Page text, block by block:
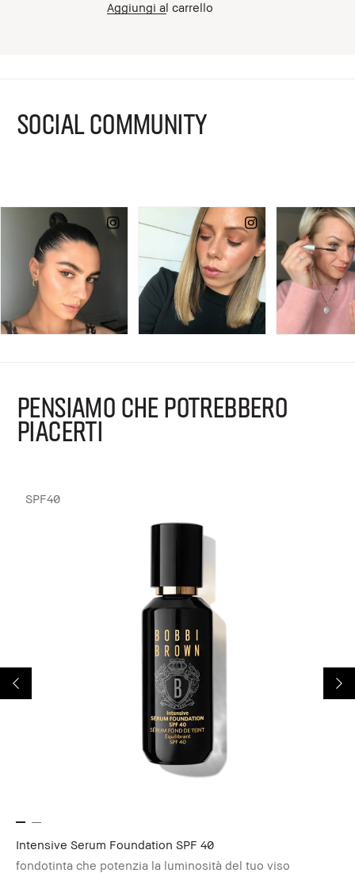
Aggiungi al carrello
SOCIAL COMMUNITY
PENSIAMO CHE POTREBBERO
PIACERTI
SPF40
Intensive Serum Foundation SPF 40
fondotinta che potenzia la luminosità del tuo viso